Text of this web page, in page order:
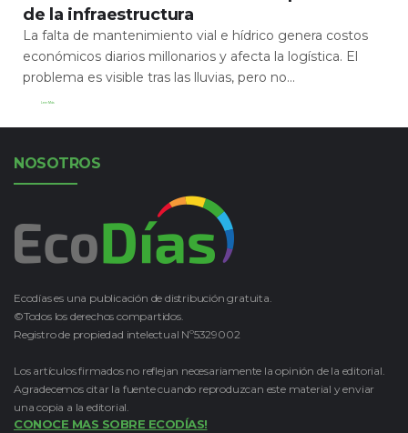
de la infraestructura
La falta de mantenimiento vial e hídrico genera costos
económicos diarios millonarios y afecta la logística. El
problema es visible tras las lluvias, pero no...
Leer Más
NOSOTROS
Ecodías es una publicación de distribución gratuita.
©Todos los derechos compartidos.
Registro de propiedad intelectual Nº5329002
Los artículos firmados no reflejan necesariamente la opinión de la editorial.
Agradecemos citar la fuente cuando reproduzcan este material y enviar
una copia a la editorial.
CONOCE MAS SOBRE ECODÍAS!